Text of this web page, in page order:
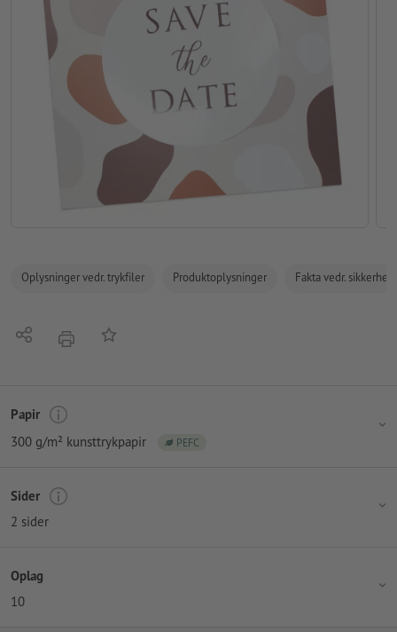
Oplysninger vedr. trykfiler Produktoplysninger Fakta vedr.
Del tryk Tilføj til huskelisten
Papir
300 g/m² kunsttrykpapir
PEFC
Sider
2 sider
Oplag
10